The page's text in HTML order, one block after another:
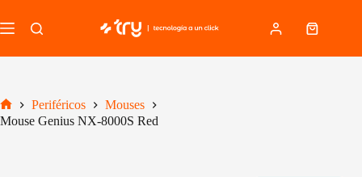
al
contenido
Carro
Inicio
Periféricos
Mouses
Mouse Genius NX-8000S Red